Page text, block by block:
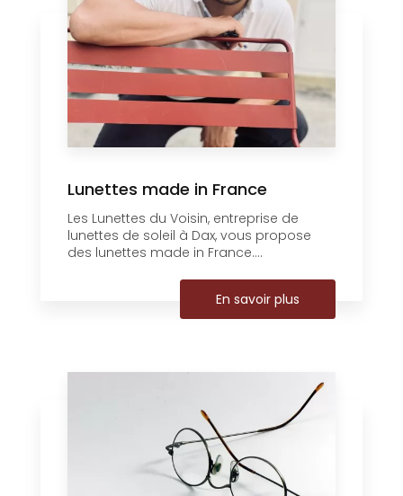
Lunettes made in France
Les Lunettes du Voisin, entreprise de
lunettes de soleil à Dax, vous propose
des lunettes made in France....
En savoir plus